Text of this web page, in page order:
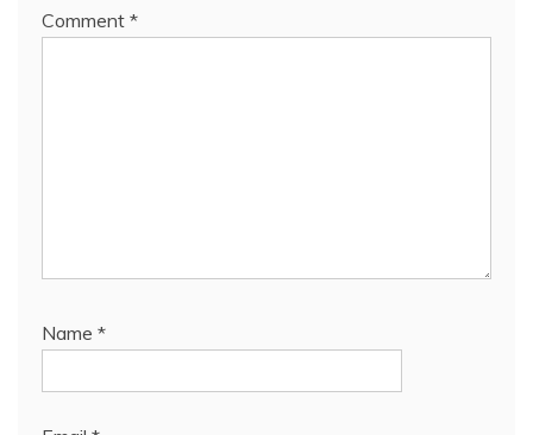
Comment *
Name *